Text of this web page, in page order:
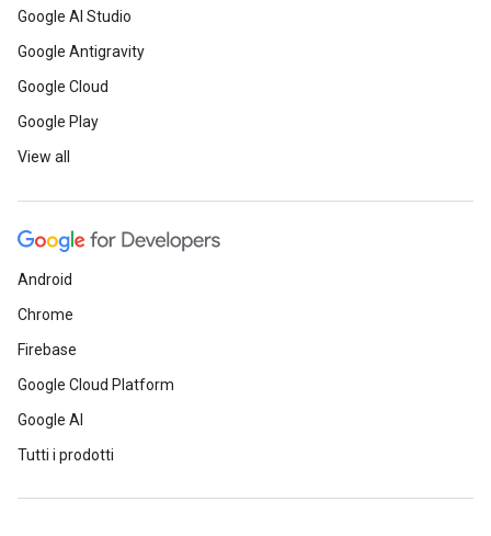
Google AI Studio
Google Antigravity
Google Cloud
Google Play
View all
Android
Chrome
Firebase
Google Cloud Platform
Google AI
Tutti i prodotti